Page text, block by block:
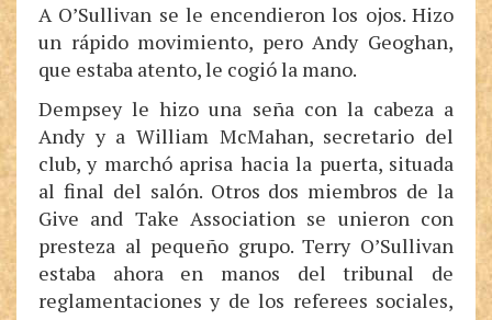
A O’Sullivan se le encendieron los ojos. Hizo
un rápido movimiento, pero Andy Geoghan,
que estaba atento, le cogió la mano.
Dempsey le hizo una seña con la cabeza a
Andy y a William McMahan, secretario del
club, y marchó aprisa hacia la puerta, situada
al final del salón. Otros dos miembros de la
Give and Take Association se unieron con
presteza al pequeño grupo. Terry O’Sullivan
estaba ahora en manos del tribunal de
reglamentaciones y de los referees sociales,